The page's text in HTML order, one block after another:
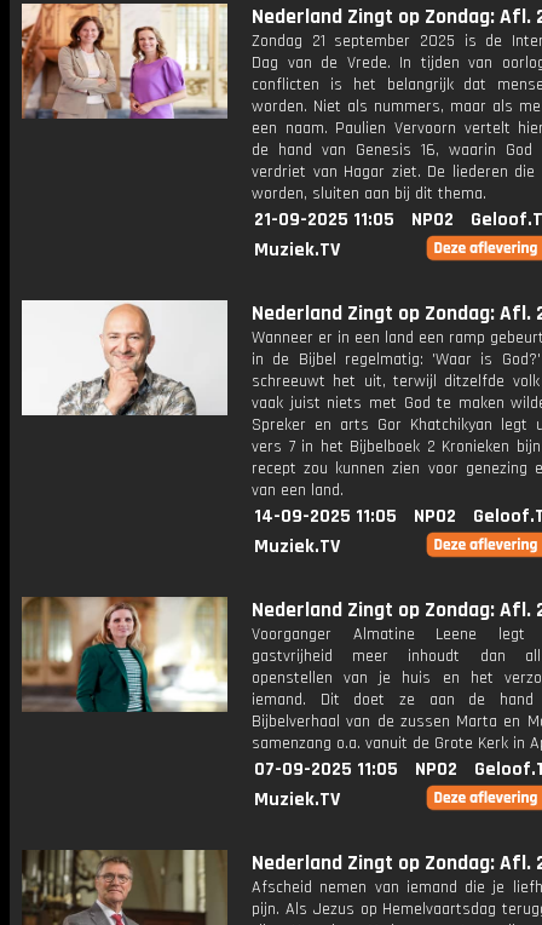
Nederland Zingt op Zondag: Afl.
Zondag 21 september 2025 is de
Dag van de Vrede. In tijden van
conflicten is het belangrijk dat
worden. Niet als nummers, maar als
een naam. Paulien Vervoorn vertelt
de hand van Genesis 16, waarin
verdriet van Hagar ziet. De liederen die
worden, sluiten aan bij dit thema.
21-09-2025 11:05 NPO2
Muziek.TV
Nederland Zingt op Zondag: Afl.
Wanneer er in een land een ramp
in de Bijbel regelmatig: 'Waar is
schreeuwt het uit, terwijl ditzelfde volk
vaak juist niets met God te maken
Spreker en arts Gor Khatchikyan legt
vers 7 in het Bijbelboek 2 Kronieken
recept zou kunnen zien voor genezing
van een land.
14-09-2025 11:05 NPO2
Muziek.TV
Nederland Zingt op Zondag: Afl.
Voorganger Almatine Leene
gastvrijheid meer inhoudt dan
openstellen van je huis en het
iemand. Dit doet ze aan de
Bijbelverhaal van de zussen Marta en
samenzang o.a. vanuit de Grote Kerk in
07-09-2025 11:05 NPO2
Muziek.TV
Nederland Zingt op Zondag: Afl.
Afscheid nemen van iemand die je
pijn. Als Jezus op Hemelvaartsdag